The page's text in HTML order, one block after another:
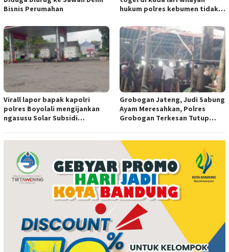
Bisnis Perumahan
hukum polres kebumen tidak
Virall lapor bapak kapolri
polres Boyolali mengijankan
ngasusu Solar Subsidi
polres Boyolali tutup mata
Grobogan Jateng, Judi Sabung
Ayam Meresahkan, Polres
Grobogan Terkesan Tutup